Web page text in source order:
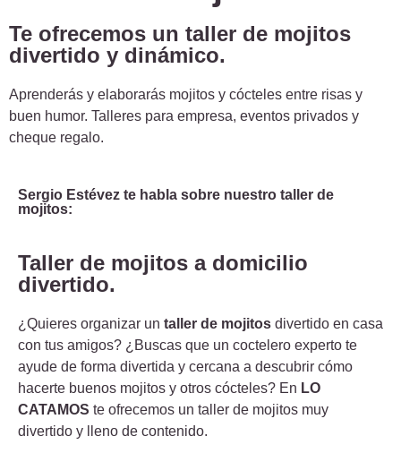
Te ofrecemos un taller de mojitos
divertido y dinámico.
Aprenderás y elaborarás mojitos y cócteles entre risas y
buen humor. Talleres para empresa, eventos privados y
cheque regalo.
Sergio Estévez te habla sobre nuestro taller de
mojitos:
Taller de mojitos a domicilio
divertido.
¿Quieres organizar un taller de mojitos divertido en casa
con tus amigos? ¿Buscas que un coctelero experto te
ayude de forma divertida y cercana a descubrir cómo
hacerte buenos mojitos y otros cócteles? En LO
CATAMOS te ofrecemos un taller de mojitos muy
divertido y lleno de contenido.